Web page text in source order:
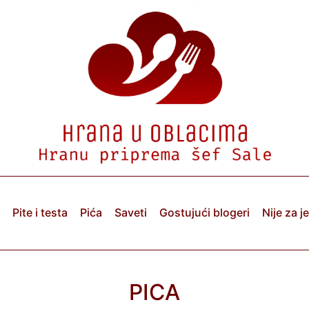
Pite i testa Pića Saveti Gostujući blogeri Nije za
PICA